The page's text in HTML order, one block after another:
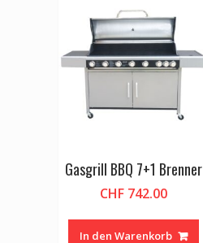
Gasgrill BBQ 7+1 Brenner
CHF 742.00
In den Warenkorb